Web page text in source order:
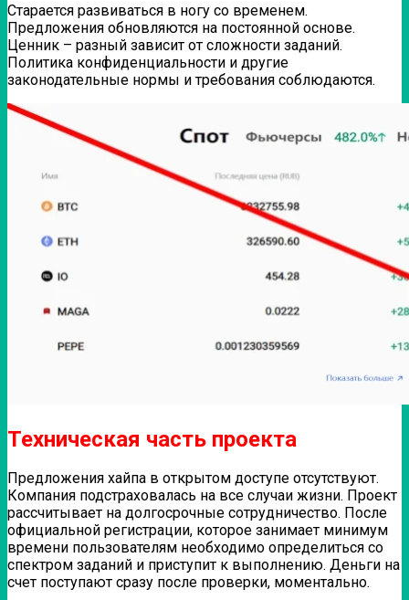
Старается развиваться в ногу со временем.
Предложения обновляются на постоянной основе.
Ценник – разный зависит от сложности заданий.
Политика конфиденциальности и другие
законодательные нормы и требования соблюдаются.
Техническая часть проекта
Предложения хайпа в открытом доступе отсутствуют.
Компания подстраховалась на все случаи жизни. Проект
рассчитывает на долгосрочные сотрудничество. После
официальной регистрации, которое занимает минимум
времени пользователям необходимо определиться со
спектром заданий и приступит к выполнению. Деньги на
счет поступают сразу после проверки, моментально.